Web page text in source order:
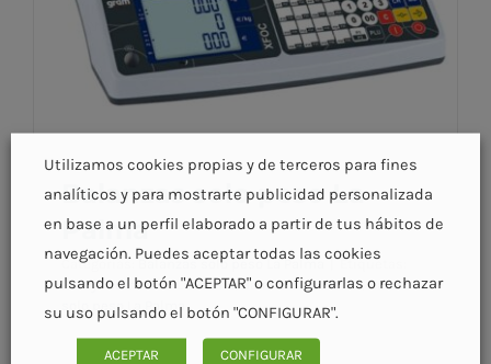
Balanzas solo peso La Palma
Balanzas solo peso La
Palma
Categorías: Balanzas solo peso La Palma | Etiquetas:
Pesaje comercial La Palma,Balanzas La Palma,Balanza
solo peso La Palma
Utilizamos cookies propias y de terceros para fines
analíticos y para mostrarte publicidad personalizada
en base a un perfil elaborado a partir de tus hábitos de
navegación. Puedes aceptar todas las cookies
pulsando el botón "ACEPTAR" o configurarlas o rechazar
su uso pulsando el botón "CONFIGURAR".
ACEPTAR CONFIGURAR